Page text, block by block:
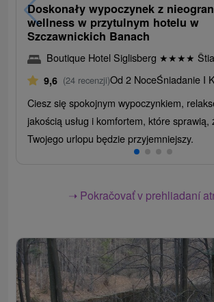
Doskonały wypoczynek z
wellness w przytulnym hotelu w
Szczawnickich Banach
Boutique Hotel Siglisberg ★★★★
9,6 (24 recenzji)Od 2 NoceŚniadanie I
Ciesz się spokojnym wypoczynkiem,
jakością usług i komfortem, które sprawią,
Twojego urlopu będzie przyjemniejszy.
➝ Pokračovať v prehliadaní